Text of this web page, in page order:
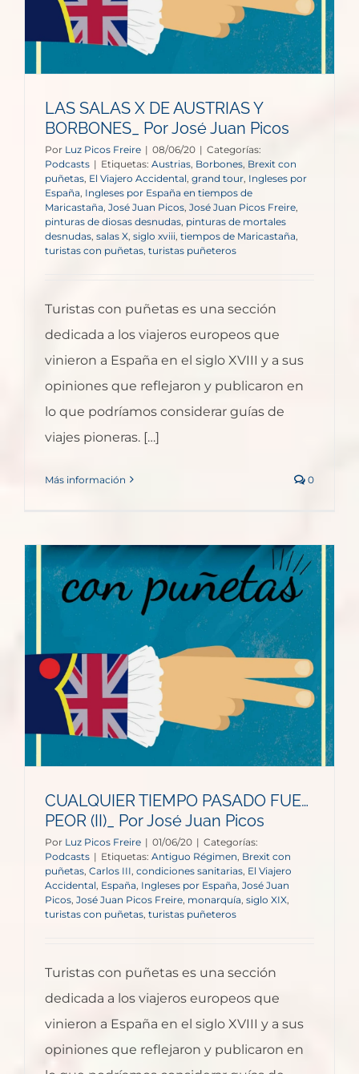
LAS SALAS X DE AUSTRIAS Y
BORBONES_ Por José Juan Picos
Por Luz Picos Freire | 08/06/20 | Categorías:
Podcasts | Etiquetas: Austrias, Borbones, Brexit con
puñetas El Viajero Accidental, grand tour Ingleses por
España Ingleses por España en tiempos de
Maricastaña José Juan Picos José Juan Picos Freire
pinturas de diosas desnudas pinturas de mortales
desnudas, salas X siglo xviii tiempos de Maricastaña
turistas con puñetas turistas puñeteros
Turistas con puñetas es una sección
dedicada a los viajeros europeos que
vinieron a España en el siglo XVIII y a sus
opiniones que reflejaron y publicaron en
lo que podríamos considerar guías de
viajes pioneras. […]
Más información 0
CUALQUIER TIEMPO PASADO FUE…
PEOR (II)_ Por José Juan Picos
Por Luz Picos Freire | 01/06/20 | Categorías:
Podcasts | Etiquetas: Antiguo Régimen Brexit con
puñetas Carlos III condiciones sanitarias El Viajero
Accidental España Ingleses por España José Juan
Picos José Juan Picos Freire monarquía siglo XIX
turistas con puñetas turistas puñeteros
Turistas con puñetas es una sección
dedicada a los viajeros europeos que
vinieron a España en el siglo XVIII y a sus
opiniones que reflejaron y publicaron en